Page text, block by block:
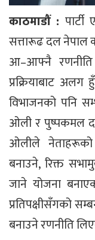
काठमाडौं :
सत्तारूढ दल नेपाल
आ–आफ्नै
प्रक्रियाबाट
विभाजनको पनि
ओली र पुष्पकमल
ओलीले
बनाउने, रिक्त
जाने योजना
प्रतिपक्षीसँगको
बनाउने रणनीति